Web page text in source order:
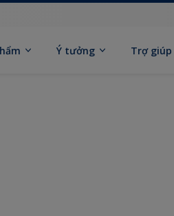
Ý tưởng Trợ